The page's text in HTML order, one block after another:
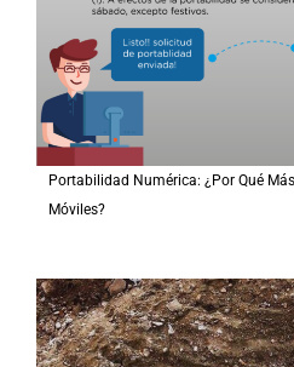
Portabilidad Numérica: ¿Por Qué
Móviles?